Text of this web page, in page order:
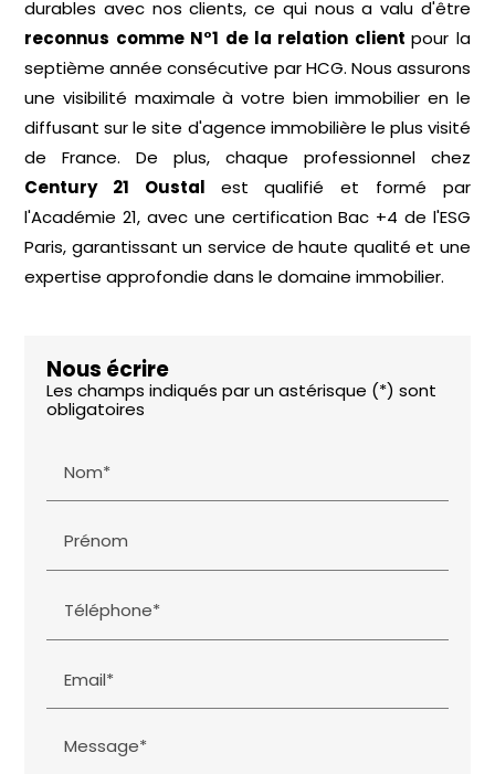
durables avec nos clients, ce qui nous a valu d'être
reconnus comme N°1 de la relation clientpour la
septième année consécutive par HCG. Nous assurons
une visibilité maximale à votre bien immobilier en le
diffusant sur le site d'agence immobilière le plus visité
de France. De plus, chaque professionnel chez
Century 21 Oustal est qualifié et formé par
l'Académie 21, avec une certification Bac +4 de l'ESG
Paris, garantissant un service de haute qualité et une
expertise approfondie dans le domaine immobilier.
Nous écrire
Les champs indiqués par un astérisque (*) sont
obligatoires
Nom*
Prénom
Téléphone*
Email*
Message*